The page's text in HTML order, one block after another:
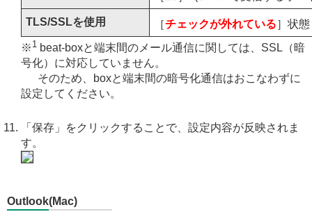
TLS/SSLを使用 ［チェックが外れている］状
※ 1 beat-boxと端末間のメール通信に関しては、SSL（暗
号化）に対応していません。
そのため、boxと端末間の暗号化通信はおこなわずに
設定してください。
「保存」をクリックすることで、設定内容が反映されま
す。
Outlook(Mac)